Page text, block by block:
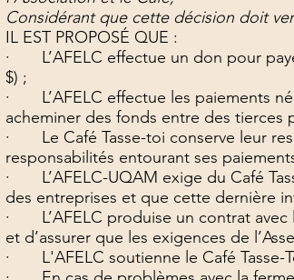
Considérant que cette décision doit
IL EST PROPOSÉ QUE :
· L’AFELC effectue un don pour
$) ;
· L’AFELC effectue les paiements
acheminer des fonds entre des tierces
· Le Café Tasse-toi conserve leur
responsabilités entourant ses
· L’AFELC-UQAM exige du Café
des entreprises et que cette dernière
· L’AFELC produise un contrat avec
et d’assurer que les exigences de
· L'AFELC soutienne le Café Tasse-